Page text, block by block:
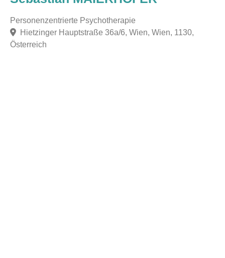
Personenzentrierte Psychotherapie
Hietzinger Hauptstraße 36a/6, Wien, Wien, 1130,
Österreich